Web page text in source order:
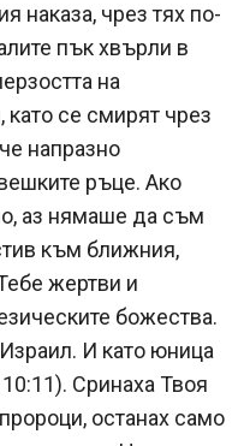
наказа, чрез тях по-
пък хвърли в
на
като се смирят чрез
напразно
ръце. Ако
аз нямаше да съм
към ближния,
жертви и
божества.
И като юница
Сринаха Твоя
останах само